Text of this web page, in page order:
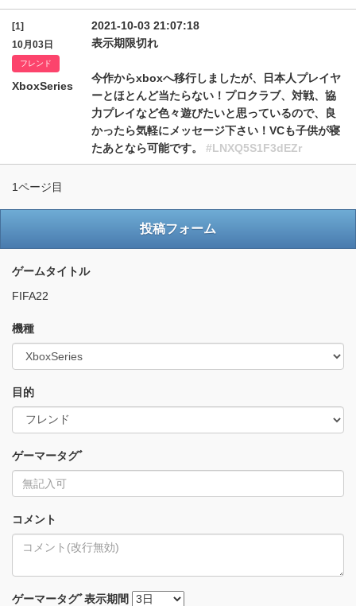
[1]
10月03日
フレンド
XboxSeries
2021-10-03 21:07:18
表示期限切れ
今作からxboxへ移行しましたが、日本人プレイヤ
ーとほとんど当たらない！プロクラブ、対戦、協
力プレイなど色々遊びたいと思っているので、良
かったら気軽にメッセージ下さい！VCも子供が寝
たあとなら可能です。 #LNXQ5S1F3dEZr
1ページ目
投稿フォーム
ゲームタイトル
FIFA22
機種
目的
ゲーマータグﾞ
コメント
ゲーマータグﾞ表示期間